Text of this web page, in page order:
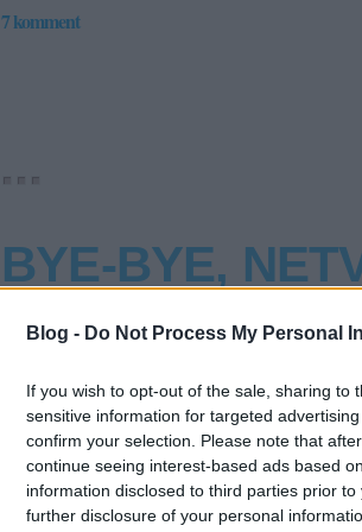
Blog - Do Not Process My Personal
If you wish to opt-out of the sale, sharing
sensitive information for targeted
confirm your selection. Please note that
continue seeing interest-based ads based
information disclosed to third parties prior
further disclosure of your personal
7komment
BYE-BYE,
Kolléga szerint a
belassítják például a
bereklámozott Better
Hogy egy példát
Reader. Annyit tudni